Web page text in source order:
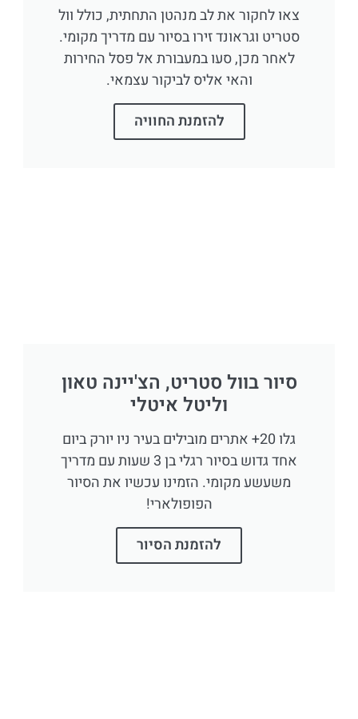
צאו לחקור את לב מנהטן התחתית, כולל וול
סטריט וגראונד זירו בסיור עם מדריך מקומי.
לאחר מכן, סעו במעבורת אל פסל החירות
והאי אליס לביקור עצמאי.
להזמנת החוויה
סיור בוול סטריט, הצ'יינה טאון
וליטל איטלי
גלו 20+ אתרים מובילים בעיר ניו יורק ביום
אחד גדוש בסיור רגלי בן 3 שעות עם מדריך
משעשע מקומי. הזמינו עכשיו את הסיור
הפופולארי!
להזמנת הסיור